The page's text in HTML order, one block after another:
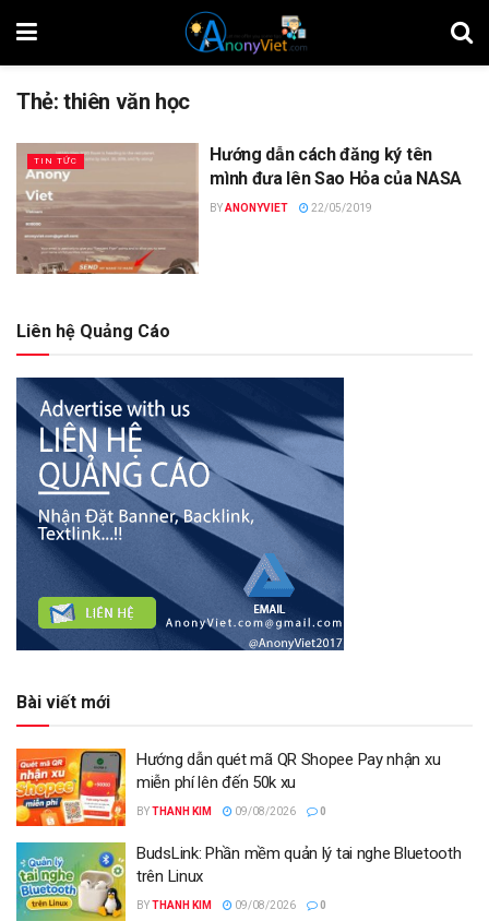
Thẻ:thiên văn học
TIN TỨC
Hướng dẫn cách đăng ký tên
mình đưa lên Sao Hỏa của NASA
BYANONYVIET 22/05/2019
Liên hệ Quảng Cáo
Bài viết mới
Hướng dẫn quét mã QR Shopee Pay nhận xu
miễn phí lên đến 50k xu
BYTHANH KIM 09/08/2026 0
BudsLink: Phần mềm quản lý tai nghe Bluetooth
trên Linux
BYTHANH KIM 09/08/2026 0